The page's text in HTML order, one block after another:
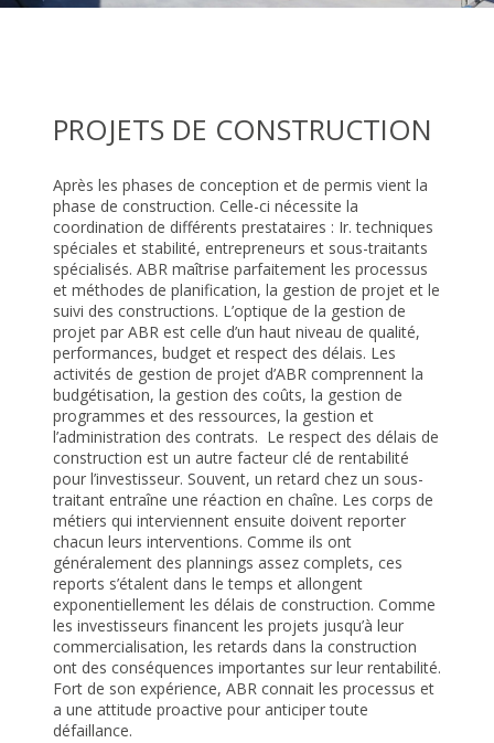
PROJETS DE CONSTRUCTION
Après les phases de conception et de permis vient la
phase de construction. Celle-ci nécessite la
coordination de différents prestataires : Ir. techniques
spéciales et stabilité, entrepreneurs et sous-traitants
spécialisés. ABR maîtrise parfaitement les processus
et méthodes de planification, la gestion de projet et le
suivi des constructions. L’optique de la gestion de
projet par ABR est celle d’un haut niveau de qualité,
performances, budget et respect des délais. Les
activités de gestion de projet d’ABR comprennent la
budgétisation, la gestion des coûts, la gestion de
programmes et des ressources, la gestion et
l’administration des contrats. Le respect des délais de
construction est un autre facteur clé de rentabilité
pour l’investisseur. Souvent, un retard chez un sous-
traitant entraîne une réaction en chaîne. Les corps de
métiers qui interviennent ensuite doivent reporter
chacun leurs interventions. Comme ils ont
généralement des plannings assez complets, ces
reports s’étalent dans le temps et allongent
exponentiellement les délais de construction. Comme
les investisseurs financent les projets jusqu’à leur
commercialisation, les retards dans la construction
ont des conséquences importantes sur leur rentabilité.
Fort de son expérience, ABR connait les processus et
a une attitude proactive pour anticiper toute
défaillance.